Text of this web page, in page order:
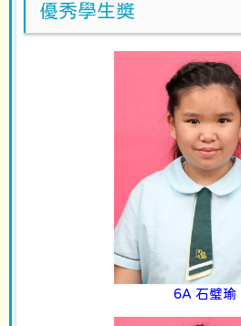
優秀學生獎
6A 石璧瑜